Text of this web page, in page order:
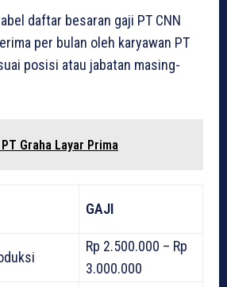
daftar besaran gaji PT CNN
per bulan oleh karyawan PT
posisi atau jabatan masing-
Graha Layar Prima
GAJI
Rp 2.500.000 – Rp
3.000.000